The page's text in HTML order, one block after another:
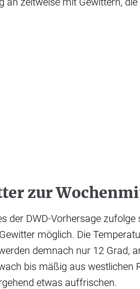
zur
der DWD-Vorhersage
möglich. Die
demnach nur 12 Grad,
bis mäßig aus westlichen
etwas auffrischen.